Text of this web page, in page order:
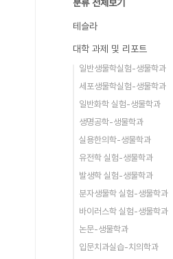
분류 전체보기
테슬라
대학 과제 및 리포트
일반생물학실험-생물학과
세포생물학실험-생물학과
일반화학 실험-생물학과
생명공학-생물학과
실용한의학-생물학과
유전학 실험-생물학과
발생학 실험-생물학과
분자생물학 실험-생물학과
바이러스학 실험-생물학과
논문-생물학과
입문치과실습-치의학과